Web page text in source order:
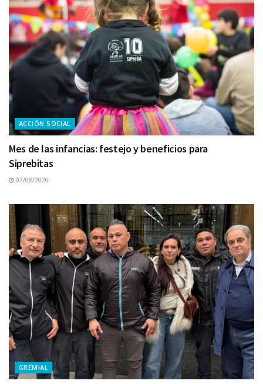
ACCIÓN SOCIAL
Mes de las infancias: festejo y beneficios para
Siprebitas
07/08/2026
GREMIAL